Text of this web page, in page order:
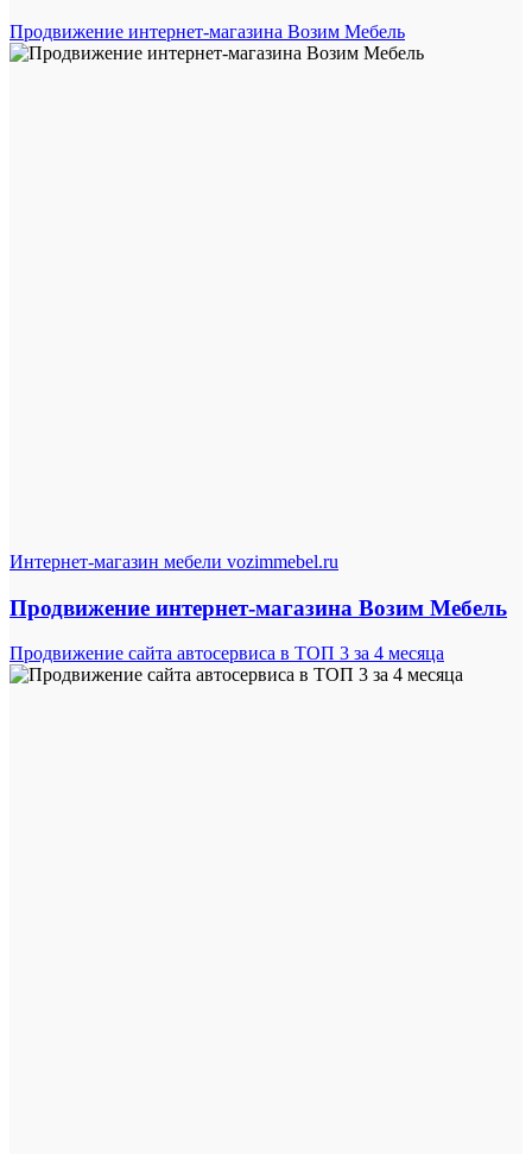
Продвижение интернет-магазина Возим Мебель
Интернет-магазин мебели vozimmebel.ru
Продвижение интернет-магазина Возим Мебель
Продвижение сайта автосервиса в ТОП 3 за 4 месяца